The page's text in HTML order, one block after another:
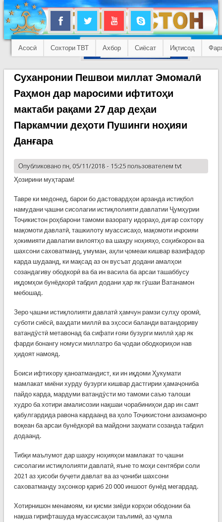
Асосӣ Сохтори ТВТ Ахбор Сиёсат Иқтисод
Суханронии Пешвои миллат Эмомалӣ
Раҳмон дар маросими ифтитоҳи
мактаби рақами 27 дар деҳаи
Паркамчии деҳоти Пушинги ноҳияи
Данғара
Опубликовано пн, 05/11/2018 - 15:25 пользователем tvt
Ҳозирини муҳтарам!
Тавре ки медонед, барои бо дастовардҳои арзанда истиқбол
намудани ҷашни сисолагии истиқлолияти давлатии Ҷумҳурии
Тоҷикистон роҳбарони тамоми вазорату идораҳо, дигар сохтору
мақомоти давлатӣ, ташкилоту муассисаҳо, мақомоти иҷроияи
ҳокимияти давлатии вилоятҳо ва шаҳру ноҳияҳо, соҳибкорон ва
шахсони саховатманд, умуман, аҳли ҷомеаи кишвар вазифадор
карда шудаанд, ки мақсад аз он вусъат додани амалҳои
созандагиву ободкорӣ ва ба ин васила ба арсаи ташаббусу
иқдомҳои бунёдкорӣ табдил додани ҳар як гӯшаи Ватанамон
мебошад.
Зеро ҷашни истиқлолияти давлатӣ ҳамчун рамзи сулҳу оромӣ,
суботи сиёсӣ, ваҳдати миллӣ ва эҳсоси баланди ватандориву
ватандӯстӣ метавонад ба сифати ғояи бузурги миллӣ ҳар як
фарди бонангу номуси миллатро ба ҷодаи ободкориҳои нав
ҳидоят намояд.
Боиси ифтихору қаноатмандист, ки ин иқдоми Ҳукумати
мамлакат миёни хурду бузурги кишвар дастгирии ҳамаҷониба
пайдо карда, мардуми ватандӯсти мо тамоми саъю талоши
худро ба хотири амалисозии нақшаи чорабиниҳои дар ин самт
қабулгардида равона кардаанд ва ҳоло Тоҷикистони азизамонро
воқеан ба арсаи бунёдкорӣ ва майдони заҳмати созанда табдил
додаанд.
Тибқи маълумот дар шаҳру ноҳияҳои мамлакат то ҷашни
сисолагии истиқлолияти давлатӣ, яъне то моҳи сентябри соли
2021 аз ҳисоби буҷети давлат ва аз ҷониби шахсони
саховатманду эҳсонкор қариб 20 000 иншоот бунёд мегардад.
Хотирнишон менамоям, ки қисми зиёди корҳои ободонии ба
нақша гирифташуда муассисаҳои таълимӣ, аз ҷумла